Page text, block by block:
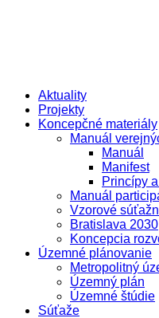
Aktuality
Projekty
Koncepčné materiály
Manuál
Manuál
Manifest
Princípy
Manuál
Vzorové
Bratislava 2030
Koncepcia
Územné plánovanie
Metropolitný
Územný plán
Územné štúdie
Súťaže